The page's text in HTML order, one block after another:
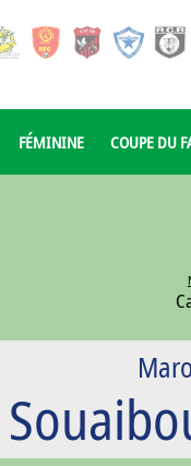
FÉMININE COUPE DU